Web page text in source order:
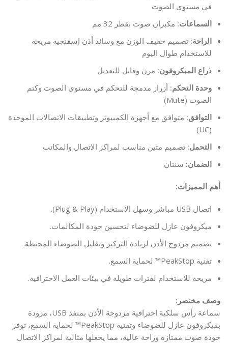
في مستوى الصوت
السماعات: مكبران صوت بقطر 32 مم
الراحة: تصميم خفيف الوزن مع وسائد أذن إسفنجية مريحة
للاستخدام طوال اليوم
ذراع الميكروفون: مرن وقابل للتعديل
وحدة التحكم: أزرار مدمجة للتحكم في مستوى الصوت وكتم
الصوت (Mute)
التوافق: متوافق مع أجهزة الكمبيوتر وتطبيقات الاتصالات الموحدة
(UC)
التحمل: تصميم متين مناسب لمراكز الاتصال والمكاتب
الضمان: سنتان
أهم المميزات:
اتصال USB مباشر وسهل الاستخدام (Plug & Play).
ميكروفون عازل للضوضاء لتحسين جودة المكالمات.
تصميم مزدوج الأذن لزيادة التركيز وتقليل الضوضاء المحيطة.
تقنية PeakStop™ لحماية السمع.
مريحة للاستخدام لفترات طويلة في بيئات العمل الاحترافية.
وصف مختصر:
سماعة رأس سلكية احترافية مزدوجة الأذن بمنفذ USB، مزودة
بميكروفون عازل للضوضاء وتقنية PeakStop™ لحماية السمع، توفر
جودة صوت ممتازة وراحة عالية، مما يجعلها مثالية لمراكز الاتصال